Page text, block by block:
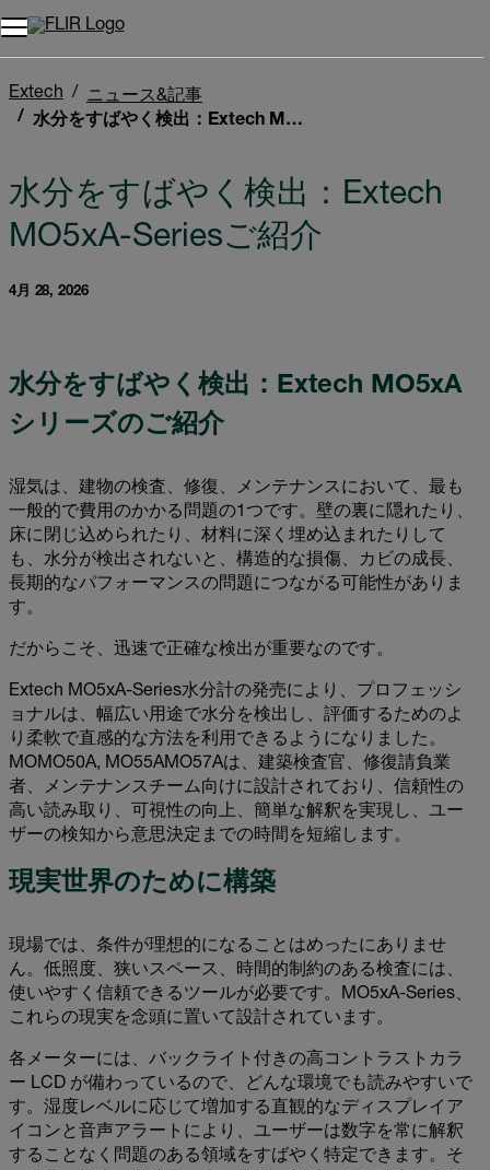
Extech
ニュース&記事
水分をすばやく検出：Extech MO5xA-Seriesご紹介
水分をすばやく検出：Extech
MO5xA-Seriesご紹介
4月 28, 2026
水分をすばやく検出：Extech MO5xA
シリーズのご紹介
湿気は、建物の検査、修復、メンテナンスにおいて、最も
一般的で費用のかかる問題の1つです。壁の裏に隠れたり、
床に閉じ込められたり、材料に深く埋め込まれたりして
も、水分が検出されないと、構造的な損傷、カビの成長、
長期的なパフォーマンスの問題につながる可能性がありま
す。
だからこそ、迅速で正確な検出が重要なのです。
Extech MO5xA-Series水分計の発売により、プロフェッシ
ョナルは、幅広い用途で水分を検出し、評価するためのよ
り柔軟で直感的な方法を利用できるようになりました。
MOMO50A, MO55AMO57Aは、建築検査官、修復請負業
者、メンテナンスチーム向けに設計されており、信頼性の
高い読み取り、可視性の向上、簡単な解釈を実現し、ユー
ザーの検知から意思決定までの時間を短縮します。
現実世界のために構築
現場では、条件が理想的になることはめったにありませ
ん。低照度、狭いスペース、時間的制約のある検査には、
使いやすく信頼できるツールが必要です。MO5xA-Series、
これらの現実を念頭に置いて設計されています。
各メーターには、バックライト付きの高コントラストカラ
ー LCD が備わっているので、どんな環境でも読みやすいで
す。湿度レベルに応じて増加する直観的なディスプレイア
イコンと音声アラートにより、ユーザーは数字を常に解釈
することなく問題のある領域をすばやく特定できます。そ